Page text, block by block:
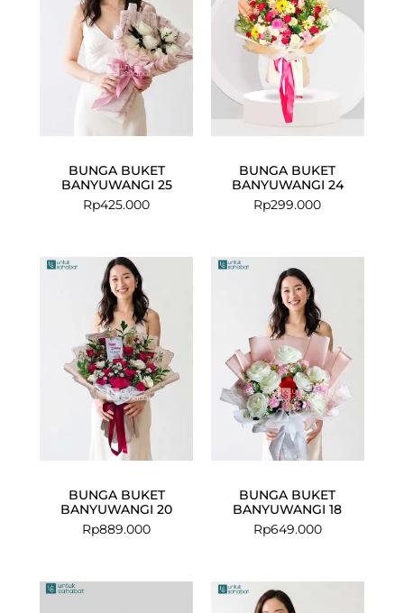
BUNGA BUKET
BANYUWANGI 25
Rp425.000
BUNGA BUKET
BANYUWANGI 24
Rp299.000
BUNGA BUKET
BANYUWANGI 20
Rp889.000
BUNGA BUKET
BANYUWANGI 18
Rp649.000